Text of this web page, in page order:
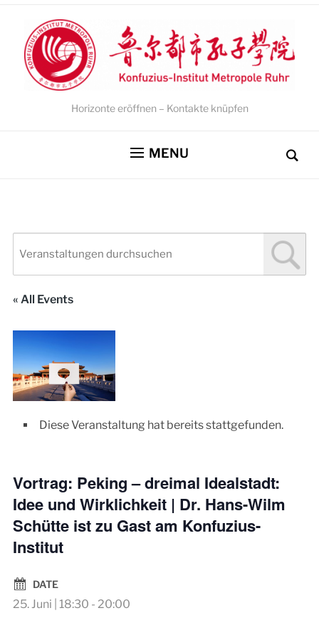
Horizonte eröffnen – Kontakte knüpfen
MENU
« All Events
Diese Veranstaltung hat bereits stattgefunden.
Vortrag: Peking – dreimal Idealstadt:
Idee und Wirklichkeit | Dr. Hans-Wilm
Schütte ist zu Gast am Konfuzius-
Institut
DATE
25. Juni | 18:30 - 20:00